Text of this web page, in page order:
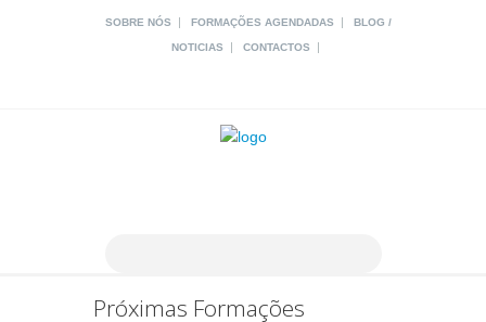
SOBRE NÓS | FORMAÇÕES AGENDADAS | BLOG /
NOTICIAS | CONTACTOS |
Próximas Formações